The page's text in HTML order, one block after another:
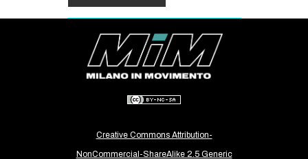
Creative Commons Attribution-
NonCommercial-ShareAlike 2.5 Generic